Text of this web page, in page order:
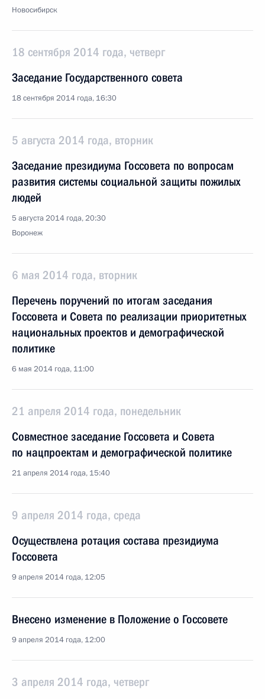
Новосибирск
18 сентября 2014 года, четверг
Заседание Государственного совета
18 сентября 2014 года, 16:30
5 августа 2014 года, вторник
Заседание президиума Госсовета по вопросам
развития системы социальной защиты пожилых
людей
5 августа 2014 года, 20:30
Воронеж
6 мая 2014 года, вторник
Перечень поручений по итогам заседания
Госсовета и Совета по реализации приоритетных
национальных проектов и демографической
политике
6 мая 2014 года, 11:00
21 апреля 2014 года, понедельник
Совместное заседание Госсовета и Совета
по нацпроектам и демографической политике
21 апреля 2014 года, 15:40
9 апреля 2014 года, среда
Осуществлена ротация состава президиума
Госсовета
9 апреля 2014 года, 12:05
Внесено изменение в Положение о Госсовете
9 апреля 2014 года, 12:00
3 апреля 2014 года, четверг